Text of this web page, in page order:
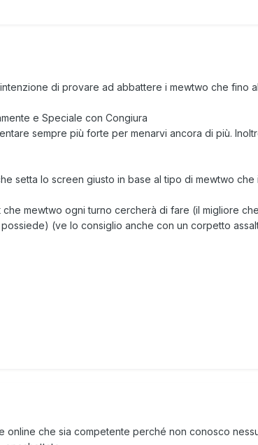
di provare ad abbattere i mewtwo che fino
e Speciale con Congiura
sempre più forte per menarvi ancora di più.
setta lo screen giusto in base al tipo di mewtwo
mewtwo ogni turno cercherà di fare (il migliore
(ve lo consiglio anche con un corpetto
online che sia competente perché non conosco